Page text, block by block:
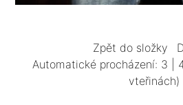
Zpět do složky
Automatické procházení: 3
vteřinách)